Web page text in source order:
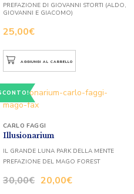
25,00€
PREFAZIONE DI GIOVANNI STORTI (ALDO,
GIOVANNI E GIACOMO)
AGGIUNGI AL CARRELLO
Illusionarium
30,00€ 20,00€
CARLO FAGGI
IL GRANDE LUNA PARK DELLA MENTE
PREFAZIONE DEL MAGO FOREST